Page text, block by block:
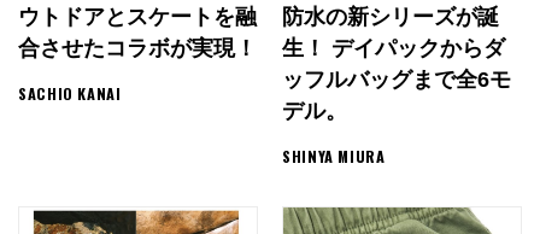
ウトドアとスケートを融
合させたコラボが実現！
SACHIO KANAI
防水の新シリーズが誕
生！ デイパックからダ
ッフルバッグまで全6モ
デル。
SHINYA MIURA